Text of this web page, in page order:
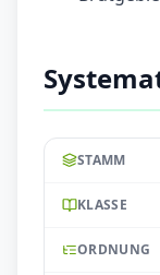
STAMM
KLASSE
ORDNUNG